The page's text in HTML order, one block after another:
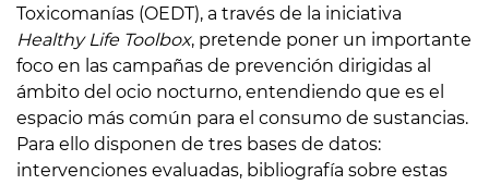
Toxicomanías (OEDT), a través de la iniciativa
Healthy Life Toolbox, pretende poner un importante
foco en las campañas de prevención dirigidas al
ámbito del ocio nocturno, entendiendo que es el
espacio más común para el consumo de sustancias.
Para ello disponen de tres bases de datos:
intervenciones evaluadas, bibliografía sobre estas